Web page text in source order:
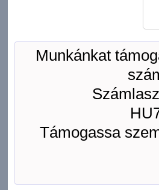
Munkánkat
Támogassa